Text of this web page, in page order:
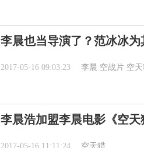
李晨也当导演了？范冰冰
2017-05-16 09:03:23 李晨 空战片 空天
李晨浩加盟李晨电影《空
2017-05-16 11:11:24 空天猎